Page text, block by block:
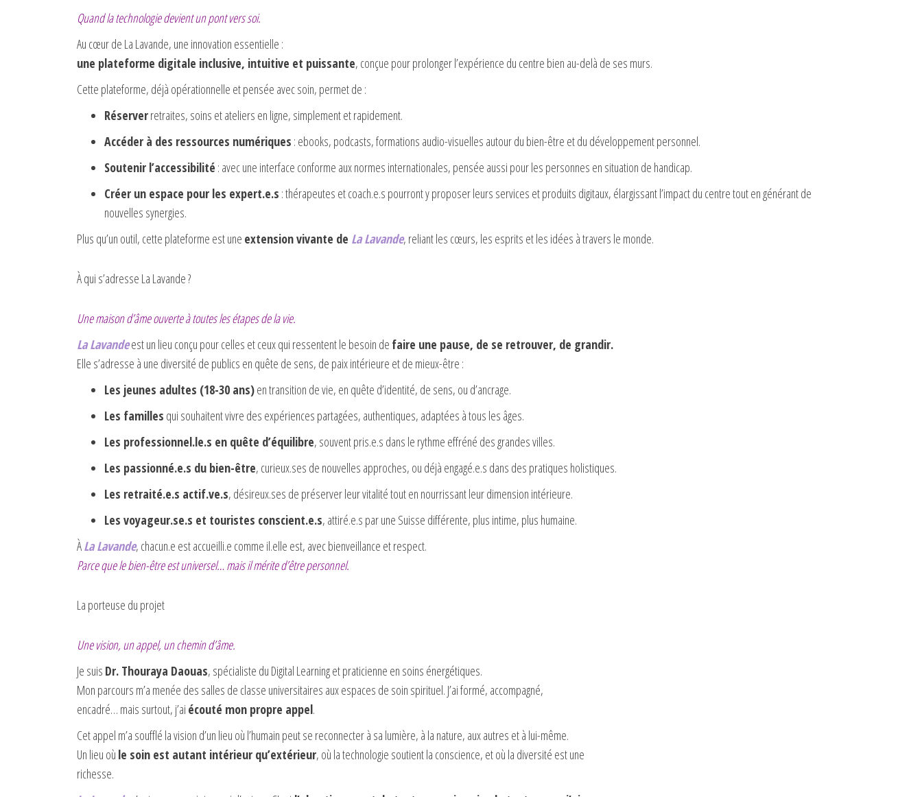
Quand la technologie devient un pont vers soi.
Au cœur de La Lavande, une innovation essentielle :
une plateforme digitale inclusive, intuitive et puissante, conçue pour prolonger l’expérience du centre bien au-delà de ses murs.
Cette plateforme, déjà opérationnelle et pensée avec soin, permet de :
Réserverretraites, soins et ateliers en ligne, simplement et rapidement.
Accéder à des ressources numériques : ebooks, podcasts, formations audio-visuelles autour du bien-être et du développement personnel.
Soutenir l’accessibilité : avec une interface conforme aux normes internationales, pensée aussi pour les personnes en situation de handicap.
Créer un espace pour les expert.e.s : thérapeutes et coach.e.s pourront y proposer leurs services et produits digitaux, élargissant l’impact du centre tout en générant de
nouvelles synergies.
Plus qu’un outil, cette plateforme est une extension vivante de La Lavande, reliant les cœurs, les esprits et les idées à travers le monde.
À qui s’adresse La Lavande ?
Une maison d’âme ouverte à toutes les étapes de la vie.
La Lavandeest un lieu conçu pour celles et ceux qui ressentent le besoin de faire une pause, de se retrouver, de grandir.
Elle s’adresse à une diversité de publics en quête de sens, de paix intérieure et de mieux-être :
Les jeunes adultes (18-30 ans)en transition de vie, en quête d’identité, de sens, ou d’ancrage.
Les familles qui souhaitent vivre des expériences partagées, authentiques, adaptées à tous les âges.
Les professionnel.le.s en quête d’équilibre, souvent pris.e.s dans le rythme effréné des grandes villes.
Les passionné.e.s du bien-être, curieux.ses de nouvelles approches, ou déjà engagé.e.s dans des pratiques holistiques.
Les retraité.e.s actif.ve.s, désireux.ses de préserver leur vitalité tout en nourrissant leur dimension intérieure.
Les voyageur.se.s et touristes conscient.e.s, attiré.e.s par une Suisse différente, plus intime, plus humaine.
ÀLa Lavande, chacun.e est accueilli.e comme il.elle est, avec bienveillance et respect.
Parce que le bien-être est universel… mais il mérite d’être personnel.
La porteuse du projet
Une vision, un appel, un chemin d’âme.
Je suis Dr. Thouraya Daouas, spécialiste du Digital Learning et praticienne en soins énergétiques.
Mon parcours m’a menée des salles de classe universitaires aux espaces de soin spirituel. J’ai formé, accompagné,
encadré… mais surtout, j’ai écouté mon propre appel.
Cet appel m’a soufflé la vision d’un lieu où l’humain peut se reconnecter à sa lumière, à la nature, aux autres et à lui-même.
Un lieu où le soin est autant intérieur qu’extérieur, où la technologie soutient la conscience, et où la diversité est une
richesse.